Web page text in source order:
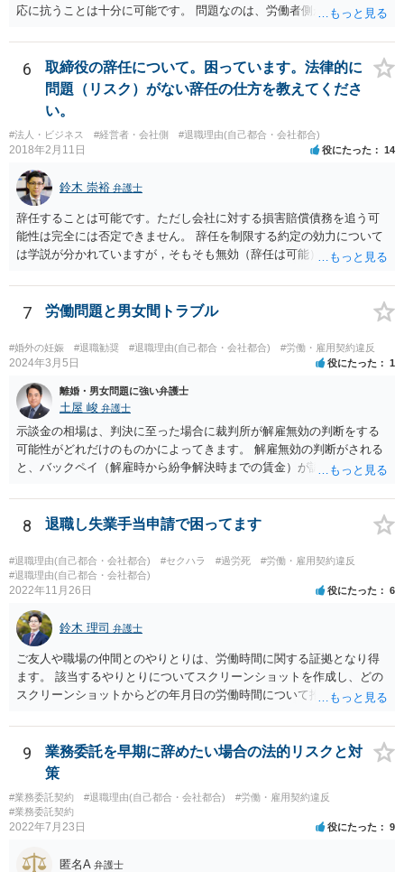
応に抗うことは十分に可能です。 問題なのは、労働者側が「争わな
6
取締役の辞任について。困っています。法律的に
問題（リスク）がない辞任の仕方を教えてくださ
い。
#法人・ビジネス #経営者・会社側 #退職理由(自己都合・会社都合)
2018年2月11日 役にたった 14
鈴木 崇裕 弁護士
辞任することは可能です。ただし会社に対する損害賠償債務を追う可
能性は完全には否定できません。 辞任を制限する約定の効力について
は学説が分かれていますが，そもそも無効（辞任は可能）と考える説
る可能性があると考える説が有力です。 ただし，いずれの説をとった
場合でも，会社にとって「不利な時期」に辞任したときは，「やむを
得ない事由」がない限り，会社の損害を賠償しなければならなくなり
ます。 健康上の理由は「やむを得ない事由」の典型ですが，程度によ
って異なります。 子会社の代表取締役が辞任を認めてくれるのであれ
ば，少なくとも法律上は，親会社（子会社にとっての株主）の承諾は
必要ありません。 なお，子会社の代表取締役には，取締役辞任の登記
をしてもらわなければなりません。 親会社が株主代表訴訟を提起する
ことは理論上可能ですが，あなたに対して追及できる責任は，あなた
自身が会社に対して追う責任（例えば任務懈怠責任）の範囲に留まり
ます。子会社の負債をあなたに負わせることはできません。 実際上問
いてくれないと，辞任の登記をするためには，最終的には訴訟を提起
7 労働問題と男女間トラブル
#婚外の妊娠 #退職勧奨 #退職理由(自己都合・会社都合) #労働・雇用契約違反
2024年3月5日 役にたった 1
離婚・男女問題に強い弁護士
土屋 峻 弁護士
示談金の相場は、判決に至った場合に裁判所が解雇無効の判断をする
可能性がどれだけのものかによってきます。 解雇無効の判断がされる
と、バックペイ（解雇時から紛争解決時までの賃金）が認められるの
準となります。解決金の基準は、半年から１年程度の賃金相当額くら
いだと思います。 この件は、弁護士に具体的な内容について、ご相談
8 退職し失業手当申請で困ってます
#退職理由(自己都合・会社都合) #セクハラ #過労死
#労働・雇用契約違反
#退職理由(自己都合・会社都合)
2022年11月26日 役にたった 6
鈴木 理司 弁護士
ご友人や職場の仲間とのやりとりは、労働時間に関する証拠となり得
ます。 該当するやりとりについてスクリーンショットを作成し、どの
スクリーンショットからどの年月日の労働時間について推定できるか
9
業務委託を早期に辞めたい場合の法的リスクと対
策
#業務委託契約 #退職理由(自己都合・会社都合)
#労働・雇用契約違反
#業務委託契約
2022年7月23日 役にたった 9
匿名A 弁護士